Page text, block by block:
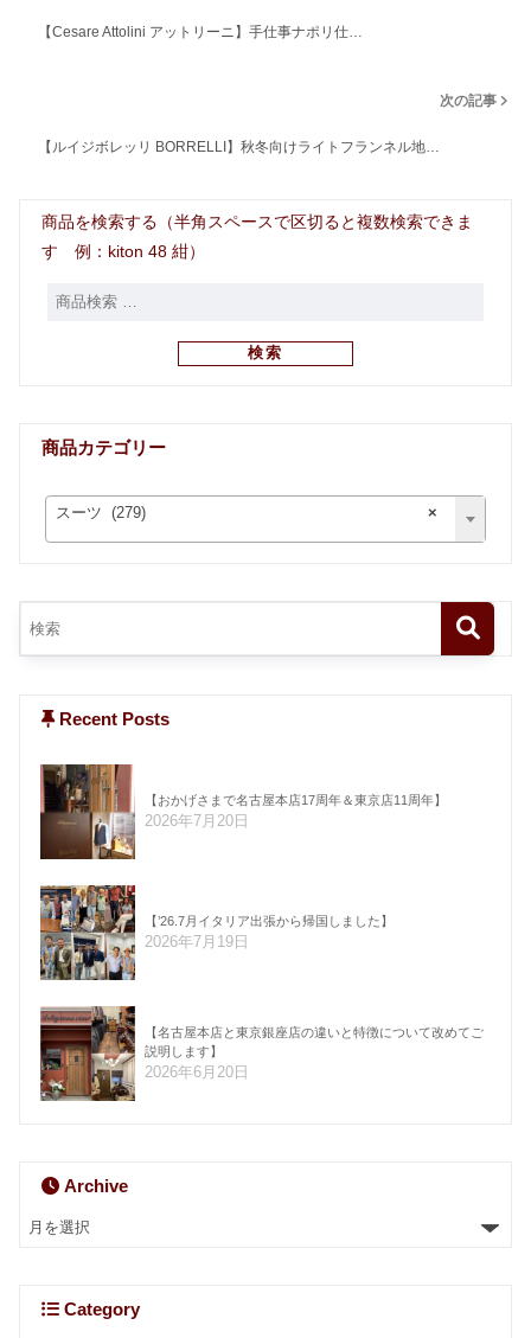
【Cesare Attolini アットリーニ】手仕事ナポリ仕…
次の記事
【ルイジボレッリ BORRELLI】秋冬向けライトフランネル地…
商品を検索する（半角スペースで区切ると複数検索できま
す 例：kiton 48 紺）
検索
商品カテゴリー
×
スーツ (279)
Recent Posts
【おかげさまで名古屋本店17周年＆東京店11周年】
2026年7月20日
【’26.7月イタリア出張から帰国しました】
2026年7月19日
【名古屋本店と東京銀座店の違いと特徴について改めてご
説明します】
2026年6月20日
Archive
Category